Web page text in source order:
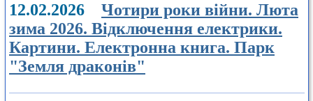
12.02.2026 Чотири роки війни. Люта
зима 2026. Відключення електрики.
Картини. Електронна книга. Парк
"Земля драконів"